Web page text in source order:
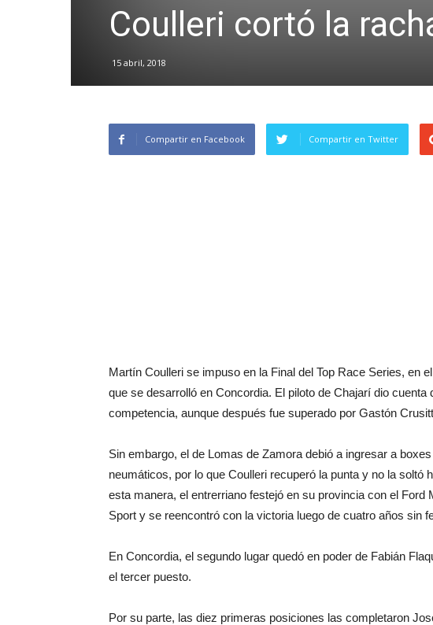
Coulleri cortó la
15 abril, 2018
Compartir en Facebook Compartir en Twitter
Martín Coulleri se impuso en la Final del Top Race Series, en
que se desarrolló en Concordia. El piloto de Chajarí dio
competencia, aunque después fue superado por Gastón
Sin embargo, el de Lomas de Zamora debió a ingresar a
neumáticos, por lo que Coulleri recuperó la punta y no la soltó
esta manera, el entrerriano festejó en su provincia con el Ford
Sport y se reencontró con la victoria luego de cuatro años sin
En Concordia, el segundo lugar quedó en poder de Fabián
el tercer puesto.
Por su parte, las diez primeras posiciones las completaron